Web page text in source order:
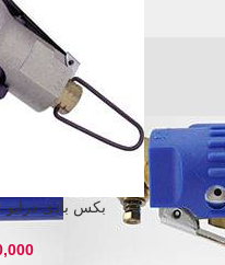
بکس بادی درایو ۳/۸ مستقیم GP-867W